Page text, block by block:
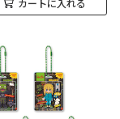
カートに入れる